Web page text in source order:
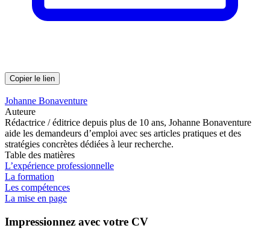
Copier le lien
Johanne Bonaventure
Auteure
Rédactrice / éditrice depuis plus de 10 ans, Johanne Bonaventure
aide les demandeurs d’emploi avec ses articles pratiques et des
stratégies concrètes dédiées à leur recherche.
Table des matières
L’expérience professionnelle
La formation
Les compétences
La mise en page
Impressionnez avec votre CV